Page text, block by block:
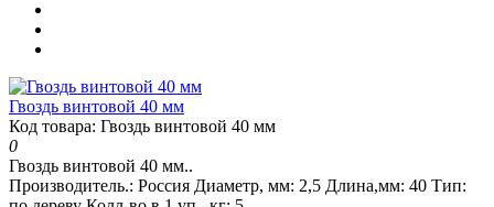
Гвоздь винтовой 40 мм
Код товара: Гвоздь винтовой 40 мм
0
Гвоздь винтовой 40 мм..
Производитель.: Россия Диаметр, мм: 2,5 Длина,мм: 40 Тип: